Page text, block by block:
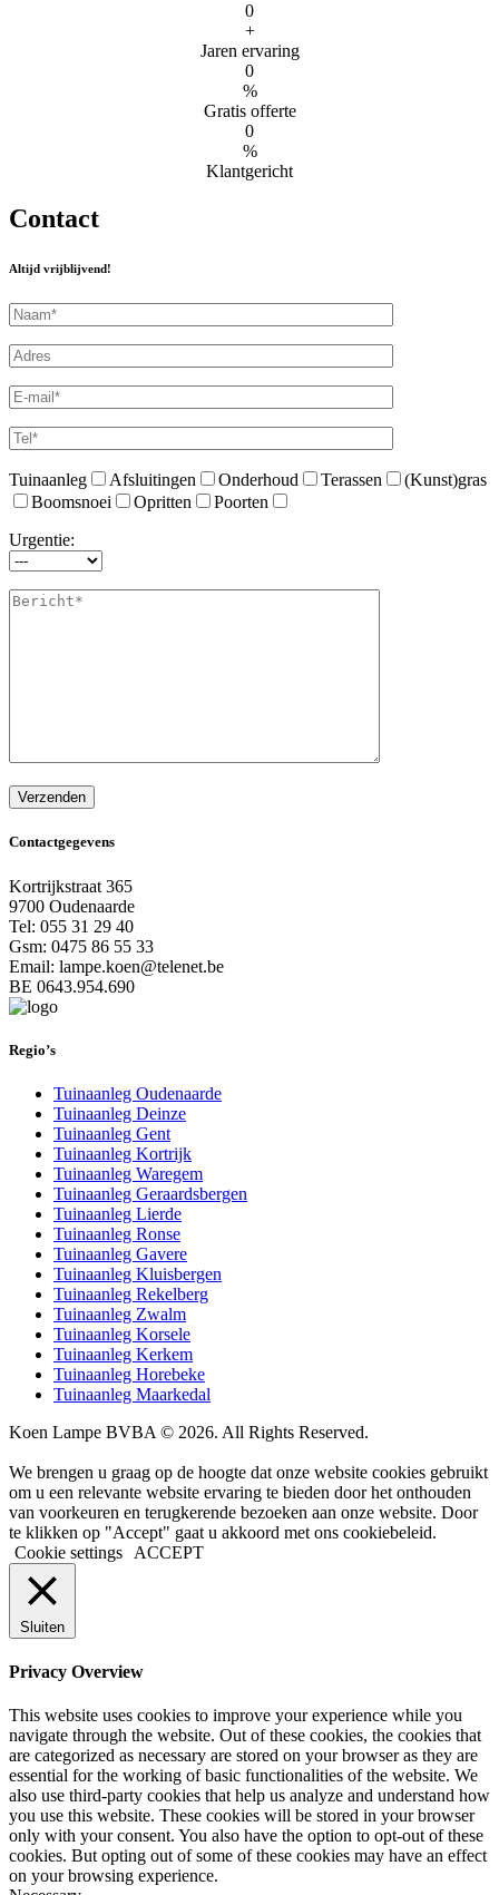
0
+
Jaren ervaring
0
%
Gratis offerte
0
%
Klantgericht
Contact
Altijd vrijblijvend!
Tuinaanleg Afsluitingen Onderhoud Terassen
(Kunst)gras
Boomsnoei
Opritten
Poorten
Urgentie:
Contactgegevens
Kortrijkstraat 365
9700 Oudenaarde
Tel: 055 31 29 40
Gsm: 0475 86 55 33
Email: lampe.koen@telenet.be
BE 0643.954.690
Regio’s
Tuinaanleg Oudenaarde
Tuinaanleg Deinze
Tuinaanleg Gent
Tuinaanleg Kortrijk
Tuinaanleg Waregem
Tuinaanleg Geraardsbergen
Tuinaanleg Lierde
Tuinaanleg Ronse
Tuinaanleg Gavere
Tuinaanleg Kluisbergen
Tuinaanleg Rekelberg
Tuinaanleg Zwalm
Tuinaanleg Korsele
Tuinaanleg Kerkem
Tuinaanleg Horebeke
Tuinaanleg Maarkedal
Koen Lampe BVBA © 2026. All Rights Reserved.
We brengen u graag op de hoogte dat onze website cookies gebruikt
om u een relevante website ervaring te bieden door het onthouden
van voorkeuren en terugkerende bezoeken aan onze website. Door
te klikken op "Accept" gaat u akkoord met ons cookiebeleid.
Cookie settings
ACCEPT
Sluiten
Privacy Overview
This website uses cookies to improve your experience while you
navigate through the website. Out of these cookies, the cookies that
are categorized as necessary are stored on your browser as they are
essential for the working of basic functionalities of the website. We
also use third-party cookies that help us analyze and understand how
you use this website. These cookies will be stored in your browser
only with your consent. You also have the option to opt-out of these
cookies. But opting out of some of these cookies may have an effect
on your browsing experience.